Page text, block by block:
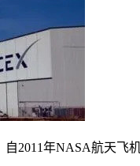
2011年NASA航天